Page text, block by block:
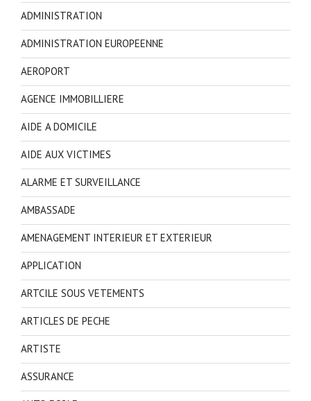
ADMINISTRATION
ADMINISTRATION EUROPEENNE
AEROPORT
AGENCE IMMOBILLIERE
AIDE A DOMICILE
AIDE AUX VICTIMES
ALARME ET SURVEILLANCE
AMBASSADE
AMENAGEMENT INTERIEUR ET EXTERIEUR
APPLICATION
ARTCILE SOUS VETEMENTS
ARTICLES DE PECHE
ARTISTE
ASSURANCE